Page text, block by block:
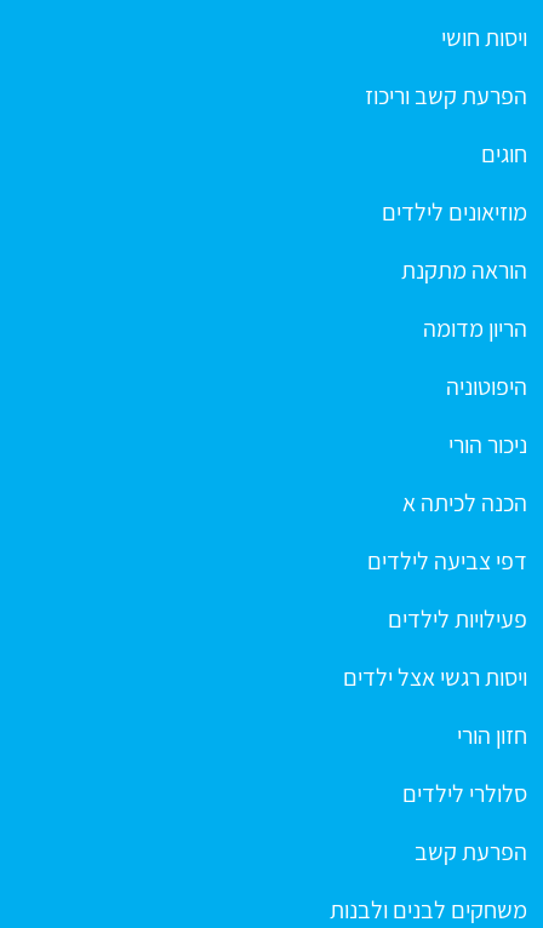
ויסות חושי
הפרעת קשב וריכוז
חוגים
מוזיאונים לילדים
הוראה מתקנת
הריון מדומה
היפוטוניה
ניכור הורי
הכנה לכיתה א
דפי צביעה לילדים
פעילויות לילדים
ויסות רגשי אצל ילדים
חזון הורי
סלולרי לילדים
הפרעת קשב
משחקים לבנים ולבנות